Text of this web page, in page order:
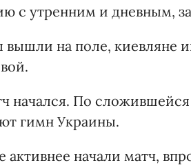
с утренним и дневным,
на поле, киевляне
начался. По
гимн Украины.
активнее начали матч,